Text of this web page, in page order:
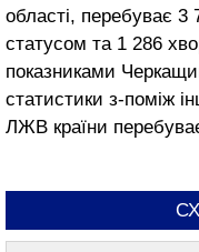
області, перебуває 3
статусом та 1 286
показниками
статистики з-поміж
ЛЖВ країни